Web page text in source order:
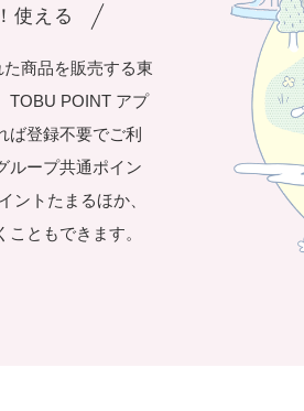
使える
商品を販売する東
TOBU POINT アプ
ば登録不要でご利
ループ共通ポイン
ントたまるほか、
ともできます。